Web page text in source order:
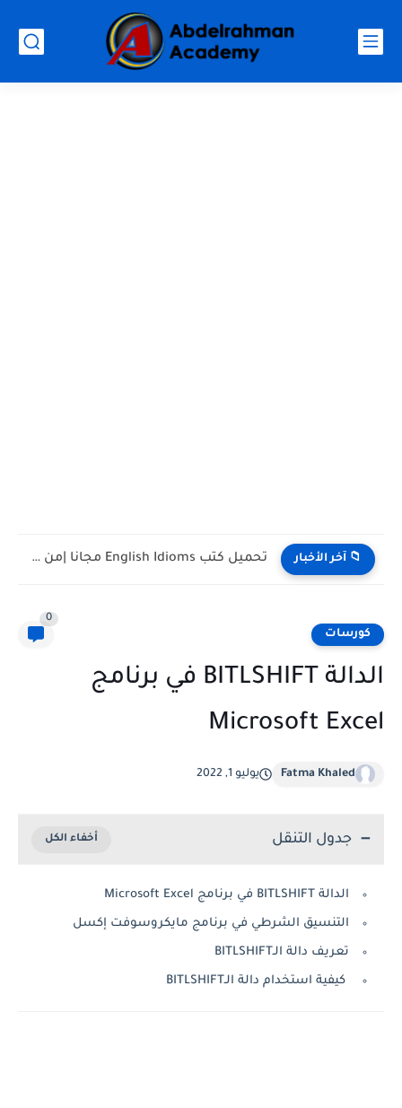
📁 آخر الأخبار تحميل كتب English Idioms مجانا |من كامبريدج English Phrasal Verbs...
كورسات
0
الدالة BITLSHIFT في برنامج
Microsoft Excel
Fatma Khaled يوليو 1, 2022
جدول التنقل
الدالة BITLSHIFT في برنامج Microsoft Excel
التنسيق الشرطي في برنامج مايكروسوفت إكسل
تعريف دالة الـBITLSHIFT
كيفية استخدام دالة الـBITLSHIFT